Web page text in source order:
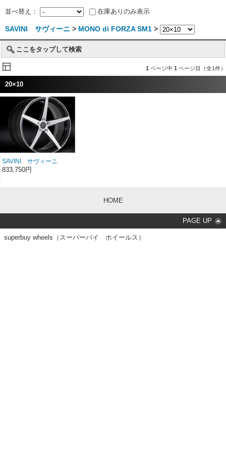
並べ替え： 在庫ありのみ表示
SAVINI サヴィーニ > MONO di FORZA SM1 >
ここをタップして検索
1 ページ中 1 ページ目（全1件）
20×10
SAVINI サヴィーニ
MONO di FORZA モノ デ
833,750円
HOME
PAGE UP
superbuy wheels（スーパーバイ ホイールス）